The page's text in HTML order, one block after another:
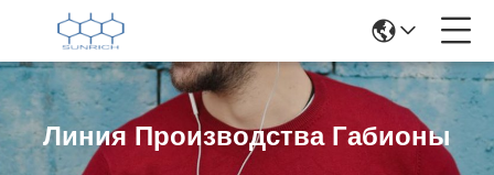
Линия Производства Габионы